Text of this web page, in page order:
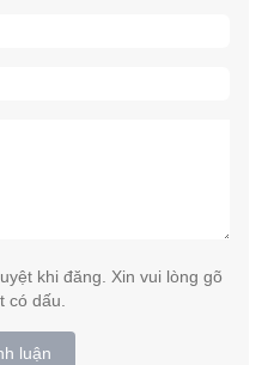
khi đăng. Xin vui lòng gõ
có dấu.
luận